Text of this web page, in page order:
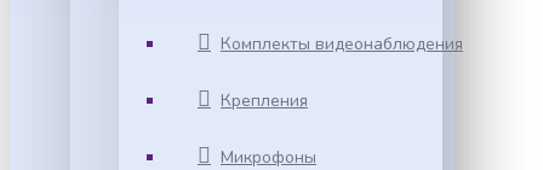
Комплекты видеонаблюдения
Крепления
Микрофоны